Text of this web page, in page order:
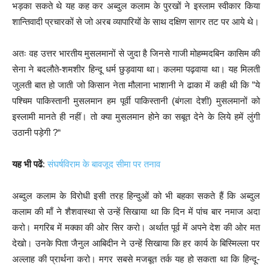
भड़का सकते थे यह कह कर अब्दुल कलाम के पुरखों ने इस्लाम स्वीकार किया
शान्तिवादी प्रचारकों से जो अरब व्यापारियों के साथ दक्षिण सागर तट पर आये थे।
अतः वह उत्तर भारतीय मुसलमानों से जुदा है जिनसे गाजी मोहम्मदबिन कासिम की
सेना ने बदलौते-शमशीर हिन्दू धर्म छुड़वाया था। कलमा पढ़वाया था। यह मिलती
जुलती बात हो जाती जो किसान नेता मौलाना भाशानी ने ढाका में कही थी कि ”ये
पश्चिम पाकिस्तानी मुसलमान हम पूर्वी पाकिस्तानी (बंगला देशी) मुसलमानों को
इस्लामी मानते ही नहीं। तो क्या मुसलमान होने का सबूत देने के लिये हमें लुंगी
उठानी पड़ेगी ?“
यह भी पढें:संघर्षविराम के बावजूद सीमा पर तनाव
अब्दुल कलाम के विरोधी इसी तरह हिन्दुओं को भी बहका सकते हैं कि अब्दुल
कलाम की माँ ने शैशवास्था से उन्हें सिखाया था कि दिन में पांच बार नमाज अदा
करो। मगरिब में मक्का की ओर सिर करो। अर्थात पूर्व में अपने देश की ओर मत
देखो। उनके पिता जैनुल आबिदीन ने उन्हें सिखाया कि हर कार्य के बिस्मिल्ला पर
अल्लाह की प्रार्थना करो। मगर सबसे मजबूत तर्क यह हो सकता था कि हिन्दू-